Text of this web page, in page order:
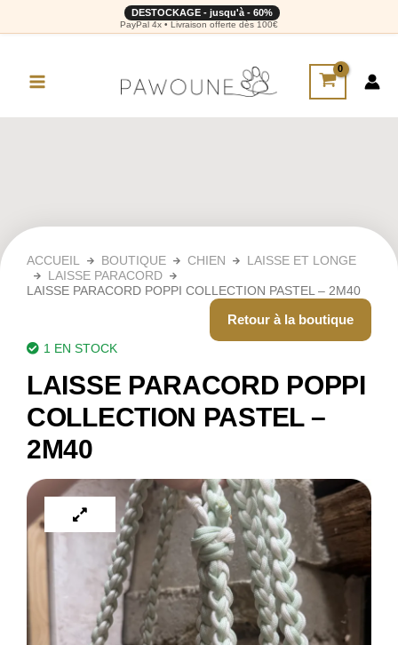
DESTOCKAGE - jusqu'à - 60%
PayPal 4x • Livraison offerte dès 100€
ACCUEIL BOUTIQUE CHIEN
LAISSE ET LONGE
LAISSE PARACORD
LAISSE PARACORD POPPI COLLECTION PASTEL – 2M40
Retour à la boutique
1 EN STOCK
LAISSE PARACORD POPPI
COLLECTION PASTEL –
2M40